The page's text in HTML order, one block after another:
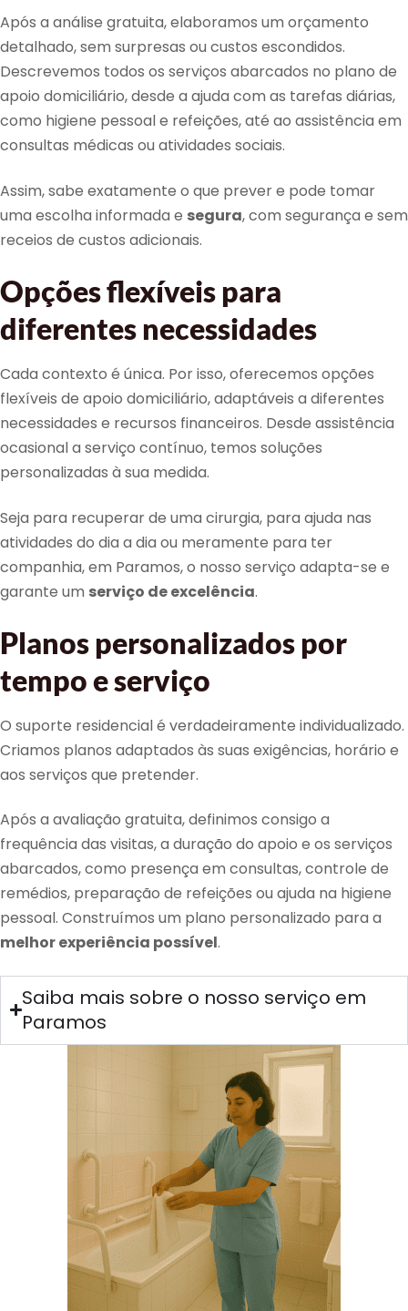
Após a análise gratuita, elaboramos um orçamento
detalhado, sem surpresas ou custos escondidos.
Descrevemos todos os serviços abarcados no plano de
apoio domiciliário, desde a ajuda com as tarefas diárias,
como higiene pessoal e refeições, até ao assistência em
consultas médicas ou atividades sociais.
Assim, sabe exatamente o que prever e pode tomar
uma escolha informada e segura, com segurança e sem
receios de custos adicionais.
Opções flexíveis para
diferentes necessidades
Cada contexto é única. Por isso, oferecemos opções
flexíveis de apoio domiciliário, adaptáveis a diferentes
necessidades e recursos financeiros. Desde assistência
ocasional a serviço contínuo, temos soluções
personalizadas à sua medida.
Seja para recuperar de uma cirurgia, para ajuda nas
atividades do dia a dia ou meramente para ter
companhia, em Paramos, o nosso serviço adapta-se e
garante um serviço de excelência.
Planos personalizados por
tempo e serviço
O suporte residencial é verdadeiramente individualizado.
Criamos planos adaptados às suas exigências, horário e
aos serviços que pretender.
Após a avaliação gratuita, definimos consigo a
frequência das visitas, a duração do apoio e os serviços
abarcados, como presença em consultas, controle de
remédios, preparação de refeições ou ajuda na higiene
pessoal. Construímos um plano personalizado para a
melhor experiência possível.
Saiba mais sobre o nosso serviço em
Paramos